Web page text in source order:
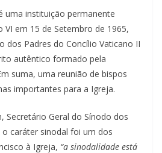
uma instituição permanente
VI em 15 de Setembro de 1965,
dos Padres do Concílio Vaticano II
autêntico formado pela
suma, uma reunião de bispos
importantes para a Igreja.
Secretário Geral do Sínodo dos
caráter sinodal foi um dos
à Igreja, “a sinodalidade está